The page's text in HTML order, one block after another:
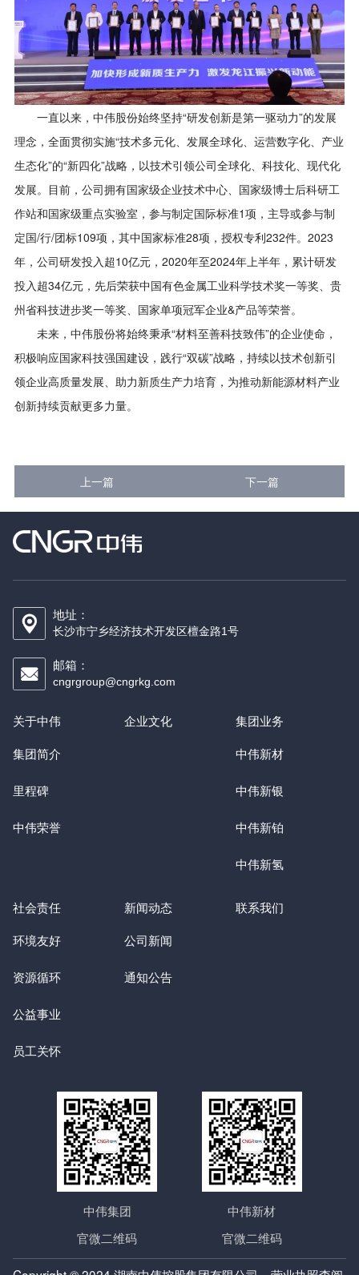
一直以来，中伟股份始终坚持“研发创新是第一驱动力”的发展
理念，全面贯彻实施“技术多元化、发展全球化、运营数字化、产业
生态化”的“新四化”战略，以技术引领公司全球化、科技化、现代化
发展。目前，公司拥有国家级企业技术中心、国家级博士后科研工
作站和国家级重点实验室，参与制定国际标准1项，主导或参与制
定国/行/团标109项，其中国家标准28项，授权专利232件。2023
年，公司研发投入超10亿元，2020年至2024年上半年，累计研发
投入超34亿元，先后荣获中国有色金属工业科学技术奖一等奖、贵
州省科技进步奖一等奖、国家单项冠军企业&产品等荣誉。
未来，中伟股份将始终秉承“材料至善科技致伟”的企业使命，
积极响应国家科技强国建设，践行“双碳”战略，持续以技术创新引
领企业高质量发展、助力新质生产力培育，为推动新能源材料产业
创新持续贡献更多力量。
上一篇 下一篇
地址：
长沙市宁乡经济技术开发区檀金路1号
邮箱：
cngrgroup@cngrkg.com
关于中伟
集团简介
里程碑
中伟荣誉
企业文化
集团业务
中伟新材
中伟新银
中伟新铂
中伟新氢
社会责任
环境友好
资源循环
公益事业
员工关怀
新闻动态
公司新闻
通知公告
联系我们
中伟集团
官微二维码
中伟新材
官微二维码